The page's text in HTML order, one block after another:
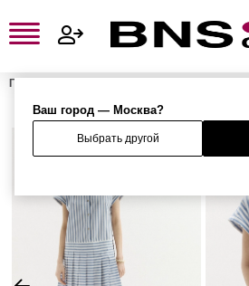
Ваш город — Москва?
Выбрать другой
Главная